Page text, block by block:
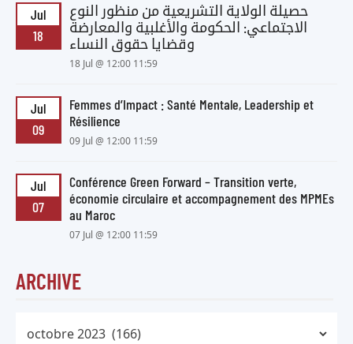
Jul
18
حصيلة الولاية التشريعية من منظور النوع
الاجتماعي: الحكومة والأغلبية والمعارضة
وقضايا حقوق النساء
18 Jul @ 12:00 11:59
Jul
09
Femmes d’Impact : Santé Mentale, Leadership et
Résilience
09 Jul @ 12:00 11:59
Jul
07
Conférence Green Forward – Transition verte,
économie circulaire et accompagnement des MPMEs
au Maroc
07 Jul @ 12:00 11:59
ARCHIVE